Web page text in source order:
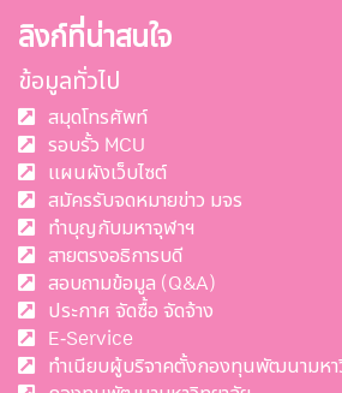
ลิงก์ที่น่าสนใจ
ข้อมูลทั่วไป
สมุดโทรศัพท์
รอบรั้ว MCU
แผนผังเว็บไซต์
สมัครรับจดหมายข่าว มจร
ทำบุญกับมหาจุฬาฯ
สายตรงอธิการบดี
สอบถามข้อมูล (Q&A)
ประกาศ จัดซื้อ จัดจ้าง
E-Service
ทำเนียบผู้บริจาคตั้งกองทุนพัฒนามหา